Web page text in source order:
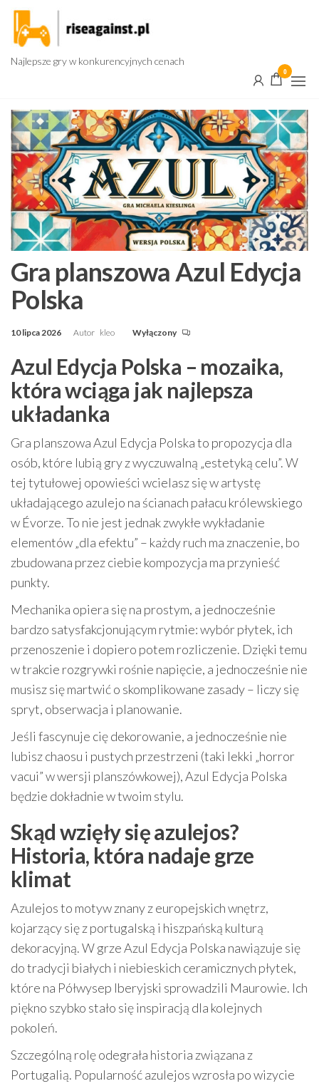
Przejdź
treści
Najlepsze gry w konkurencyjnych cenach
0
Gra planszowa Azul Edycja
Polska
10 lipca 2026 Autor kleo Wyłączony
Azul Edycja Polska – mozaika,
która wciąga jak najlepsza
układanka
Gra planszowa Azul Edycja Polska to propozycja dla
osób, które lubią gry z wyczuwalną „estetyką celu”. W
tej tytułowej opowieści wcielasz się w artystę
układającego azulejo na ścianach pałacu królewskiego
w Évorze. To nie jest jednak zwykłe wykładanie
elementów „dla efektu” – każdy ruch ma znaczenie, bo
zbudowana przez ciebie kompozycja ma przynieść
punkty.
Mechanika opiera się na prostym, a jednocześnie
bardzo satysfakcjonującym rytmie: wybór płytek, ich
przenoszenie i dopiero potem rozliczenie. Dzięki temu
w trakcie rozgrywki rośnie napięcie, a jednocześnie nie
musisz się martwić o skomplikowane zasady – liczy się
spryt, obserwacja i planowanie.
Jeśli fascynuje cię dekorowanie, a jednocześnie nie
lubisz chaosu i pustych przestrzeni (taki lekki „horror
vacui” w wersji planszówkowej), Azul Edycja Polska
będzie dokładnie w twoim stylu.
Skąd wzięły się azulejos?
Historia, która nadaje grze
klimat
Azulejos to motyw znany z europejskich wnętrz,
kojarzący się z portugalską i hiszpańską kulturą
dekoracyjną. W grze Azul Edycja Polska nawiązuje się
do tradycji białych i niebieskich ceramicznych płytek,
które na Półwysep Iberyjski sprowadzili Maurowie. Ich
piękno szybko stało się inspiracją dla kolejnych
pokoleń.
Szczególną rolę odegrała historia związana z
Portugalią. Popularność azulejos wzrosła po wizycie